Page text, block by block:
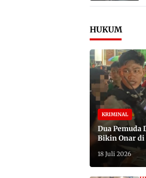
HUKUM
KRIMINAL
Dua Pemuda
Bikin Onar di
Satu Bawa
18 Juli 2026